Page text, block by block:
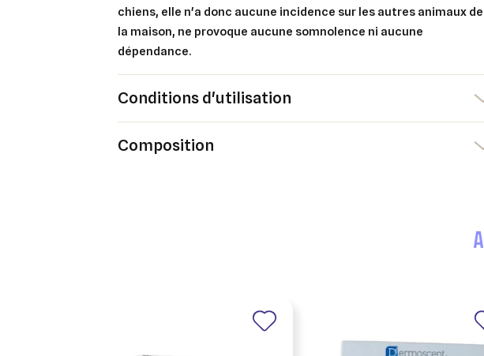
chiens, elle n'a donc aucune incidence sur les autres animaux de
la maison, ne provoque aucune somnolence ni aucune
dépendance.
Conditions d'utilisation
Composition